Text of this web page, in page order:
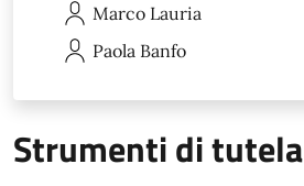
Marco Lauria
Paola Banfo
Strumenti di tutela